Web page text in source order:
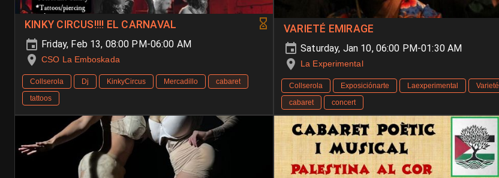
KINKY CIRCUS!!!! EL CARNAVAL
Friday, Feb 13, 08:00 PM-06:00 AM
CSO La Emboskada
Collserola Dj KinkyCircus Mercadillo
cabaret
tattoos
VARIETÉ EMIRAGE
Saturday, Jan 10, 06:00 PM-01:30 AM
La Experimental
Collserola Exposiciónarte Laexperimental
Varieté
cabaret
concert